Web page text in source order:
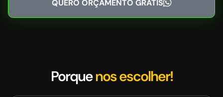
QUERO ORÇAMENTO GRÁTIS
Porquenos escolher!